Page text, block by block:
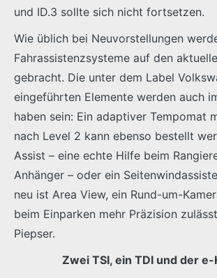
und ID.3 sollte sich nicht fortsetzen.
Wie üblich bei Neuvorstellungen
Fahrassistenzsysteme auf den
gebracht. Die unter dem Label
eingeführten Elemente werden auch
haben sein: Ein adaptiver Tempomat
nach Level 2 kann ebenso bestellt
Assist – eine echte Hilfe beim
Anhänger – oder ein
neu ist Area View, ein Rund-um-
beim Einparken mehr Präzision
Piepser.
Zwei TSI, ein TDI und der